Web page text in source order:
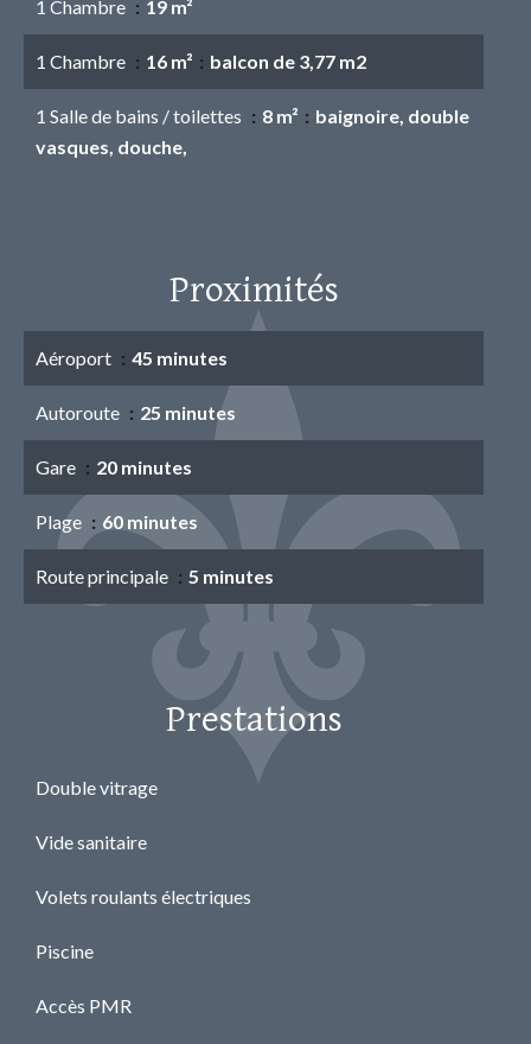
1 Chambre 19 m²
1 Chambre 16 m² balcon de 3,77 m2
1 Salle de bains / toilettes 8 m²
baignoire, double
vasques, douche,
Proximités
Aéroport 45 minutes
Autoroute 25 minutes
Gare 20 minutes
Plage 60 minutes
Route principale 5 minutes
Prestations
Double vitrage
Vide sanitaire
Volets roulants électriques
Piscine
Accès PMR